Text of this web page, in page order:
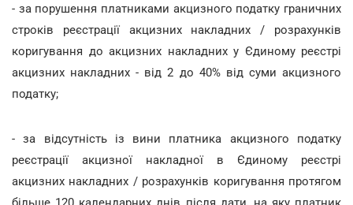
- за порушення платниками акцизного податку граничних
строків реєстрації акцизних накладних / розрахунків
коригування до акцизних накладних у Єдиному реєстрі
акцизних накладних - від 2 до 40% від суми акцизного
податку;
- за відсутність із вини платника акцизного податку
реєстрації акцизної накладної в Єдиному реєстрі
акцизних накладних / розрахунків коригування протягом